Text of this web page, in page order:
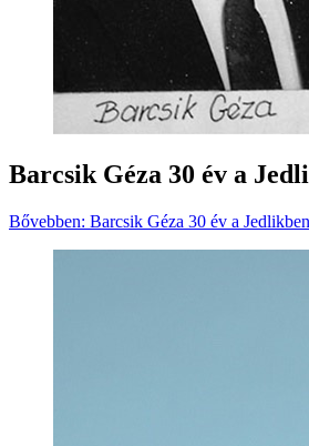
Barcsik Géza 30 év a
Bővebben: Barcsik Géza 30 év a Jedlikben